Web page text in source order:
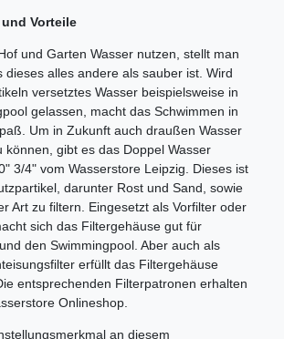
Vorteile
und Garten Wasser nutzen, stellt man
dieses alles andere als sauber ist. Wird
versetztes Wasser beispielsweise in
gelassen, macht das Schwimmen in
Um in Zukunft auch draußen Wasser
können, gibt es das Doppel Wasser
3/4" vom Wasserstore Leipzig. Dieses ist
darunter Rost und Sand, sowie
Art zu filtern. Eingesetzt als Vorfilter oder
sich das Filtergehäuse gut für
den Swimmingpool. Aber auch als
erfüllt das Filtergehäuse
entsprechenden Filterpatronen erhalten
Onlineshop.
an diesem